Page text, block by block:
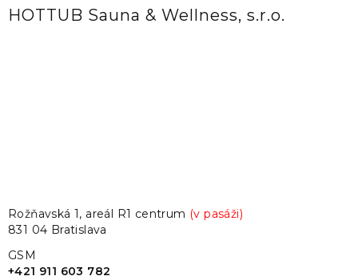
HOTTUB Sauna & Wellness, s.r.o.
Rožňavská 1, areál R1 centrum (v pasáži)
831 04 Bratislava
GSM
+421 911 603 782